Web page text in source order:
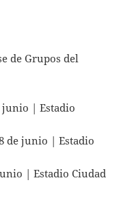
de Grupos del
junio | Estadio
de junio | Estadio
| Estadio Ciudad